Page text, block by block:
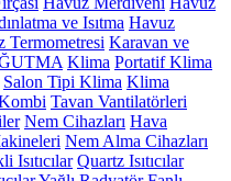
ve Isıtma Havuz
Termometresi Karavan ve
Klima Portatif Klima
Salon Tipi Klima Klima
Tavan Vantilatörleri
Nem Cihazları Hava
Nem Alma Cihazları
Isıtıcılar Quartz Isıtıcılar